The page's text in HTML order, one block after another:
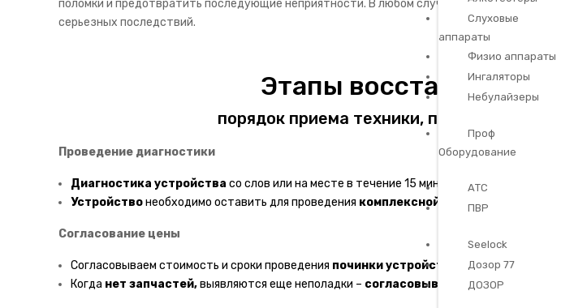
Слуховые
аппараты
Физио аппараты
Ингаляторы
Небулайзеры
Проф
Оборудование
АТС
ПВР
Seelock
Дозор 77
ДОЗОР
поломки и предотвратить последующие неприятности. В любом случае при обнаружении
серьезных последствий.
Этапы восстановления
порядок приема техники, проведения
Проведение диагностики
Диагностика устройства со слов или на месте в течение 15 мин.
Устройствонеобходимо оставить для проведения комплексной диагностики
Согласование цены
Согласовываем стоимость и сроки проведения починки устройства
до начала работ
Когда нет запчастей,выявляются еще неполадки – согласовываем